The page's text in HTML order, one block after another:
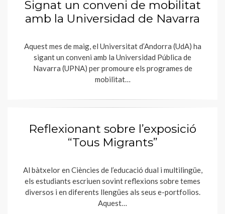
Signat un conveni de mobilitat
amb la Universidad de Navarra
Aquest mes de maig, el Universitat d’Andorra (UdA) ha
sigant un conveni amb la Universidad Pública de
Navarra (UPNA) per promoure els programes de
mobilitat…
Reflexionant sobre l’exposició
“Tous Migrants”
Al bàtxelor en Ciències de l’educació dual i multilingüe,
els estudiants escriuen sovint reflexions sobre temes
diversos i en diferents llengües als seus e-portfolios.
Aquest…